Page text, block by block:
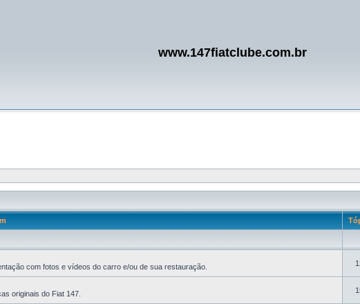
www.147fiatclube.com.br
com fotos e vídeos do carro e/ou de sua restauração.
originais do Fiat 147.